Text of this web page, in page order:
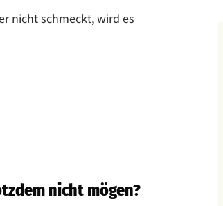
nicht schmeckt, wird es
nicht mögen?